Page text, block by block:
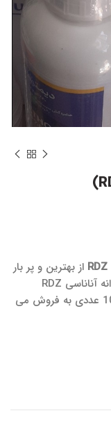
از بهترین و پر بار
ترین بذر هندوانه آناناسی می باشد. بذر هندوانه آناناسی RDZ
بوده و در بسته بندی پاکت 1000 عددی به فروش می